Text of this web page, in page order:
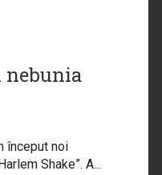
nebunia
început noi
Shake”. A...